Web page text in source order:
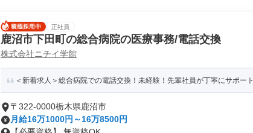
正社員
鹿沼市下田町の総合病院の医療事務/電話交換
株式会社ニチイ学館
＜新着求人＞総合病院での電話交換！未経験！先輩社員が丁寧にサポー
〒322-0000栃木県鹿沼市
月給16万1000円～16万8500円